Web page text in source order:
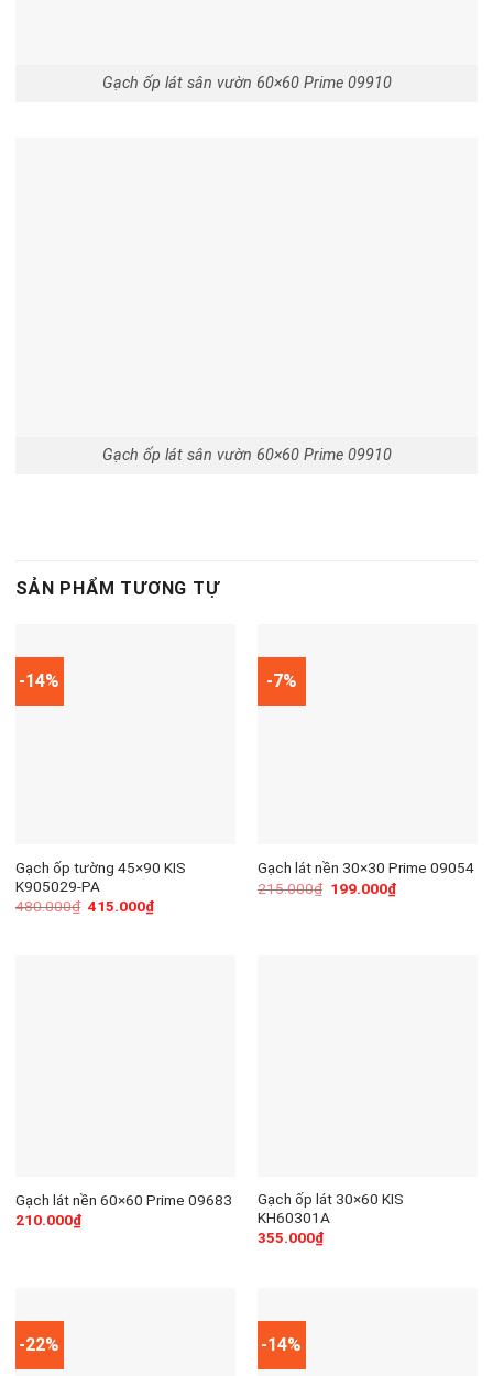
Gạch ốp lát sân vườn 60×60 Prime 09910
Gạch ốp lát sân vườn 60×60 Prime 09910
SẢN PHẨM TƯƠNG TỰ
-14%
Gạch ốp tường 45×90 KIS
K905029-PA
480.000₫ 415.000₫
-7%
Gạch lát nền 30×30 Prime 09054
215.000₫ 199.000₫
Gạch lát nền 60×60 Prime 09683
210.000₫
Gạch ốp lát 30×60 KIS
KH60301A
355.000₫
-22% -14%